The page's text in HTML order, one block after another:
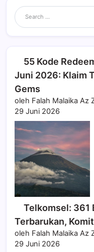
55 Kode
Juni 2026: Klaim
Gems
oleh Falah Malaika Az
29 Juni 2026
Telkomsel: 361
Terbarukan,
oleh Falah Malaika Az
29 Juni 2026